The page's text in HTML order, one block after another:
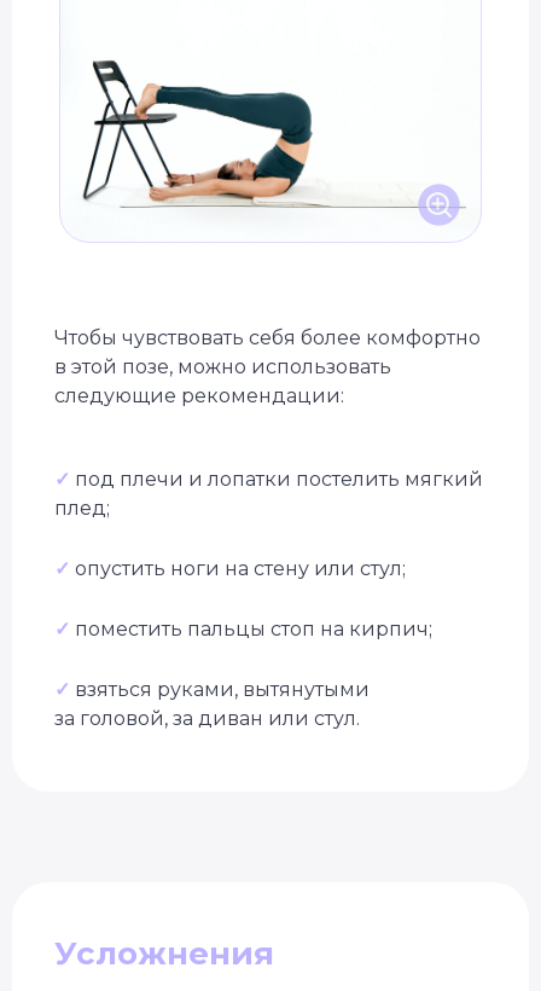
Чтобы чувствовать себя более комфортно
в этой позе, можно использовать
следующие рекомендации:
✓ под плечи и лопатки постелить мягкий
плед;
✓ опустить ноги на стену или стул;
✓ поместить пальцы стоп на кирпич;
✓ взяться руками, вытянутыми
за головой, за диван или стул.
Усложнения